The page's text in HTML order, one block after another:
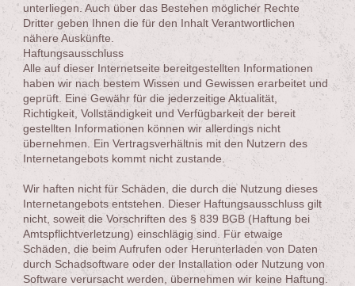
unterliegen. Auch über das Bestehen möglicher Rechte
Dritter geben Ihnen die für den Inhalt Verantwortlichen
nähere Auskünfte.
Haftungsausschluss
Alle auf dieser Internetseite bereitgestellten Informationen
haben wir nach bestem Wissen und Gewissen erarbeitet und
geprüft. Eine Gewähr für die jederzeitige Aktualität,
Richtigkeit, Vollständigkeit und Verfügbarkeit der bereit
gestellten Informationen können wir allerdings nicht
übernehmen. Ein Vertragsverhältnis mit den Nutzern des
Internetangebots kommt nicht zustande.
Wir haften nicht für Schäden, die durch die Nutzung dieses
Internetangebots entstehen. Dieser Haftungsausschluss gilt
nicht, soweit die Vorschriften des § 839 BGB (Haftung bei
Amtspflichtverletzung) einschlägig sind. Für etwaige
Schäden, die beim Aufrufen oder Herunterladen von Daten
durch Schadsoftware oder der Installation oder Nutzung von
Software verursacht werden, übernehmen wir keine Haftung.